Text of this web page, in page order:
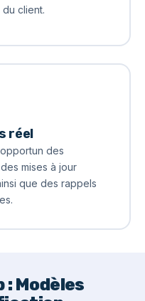
client.
réel
des
mises à jour
que des rappels
: Modèles